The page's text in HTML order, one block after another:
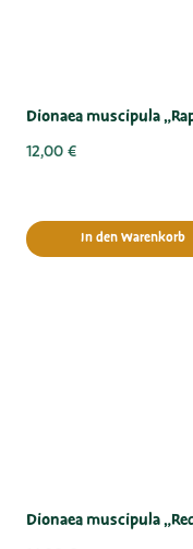
Dionaea muscipula
12,00 €
In den Warenkorb
Dionaea muscipula